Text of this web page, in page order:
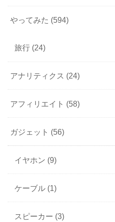
やってみた (594)
旅行 (24)
アナリティクス (24)
アフィリエイト (58)
ガジェット (56)
イヤホン (9)
ケーブル (1)
スピーカー (3)